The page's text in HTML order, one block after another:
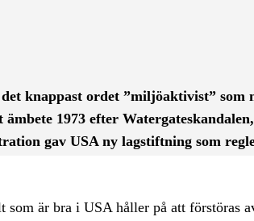
knappast ordet ”miljöaktivist” som
1973 efter
gav USA ny lagstiftning som
som är bra i USA håller på att förstöras